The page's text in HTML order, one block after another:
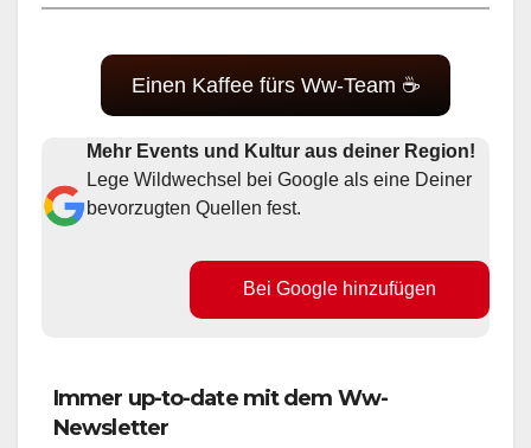
Einen Kaffee fürs Ww-Team ☕
Mehr Events und Kultur aus deiner Region!
Lege Wildwechsel bei Google als eine Deiner
bevorzugten Quellen fest.
Bei Google hinzufügen
Immer up-to-date mit dem Ww-
Newsletter